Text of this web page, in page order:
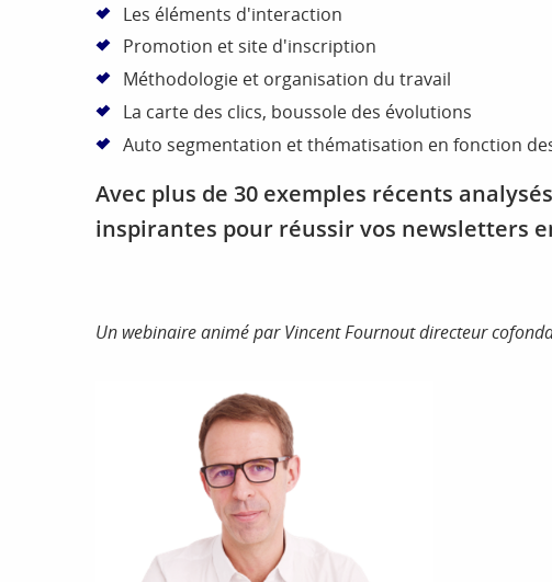
Les éléments d'interaction
Promotion et site d'inscription
Méthodologie et organisation du travail
La carte des clics, boussole des évolutions
Auto segmentation et thématisation en fonction
Avec plus de 30 exemples récents
inspirantes pour réussir vos newsletters
Un webinaire animé par Vincent Fournout directeur